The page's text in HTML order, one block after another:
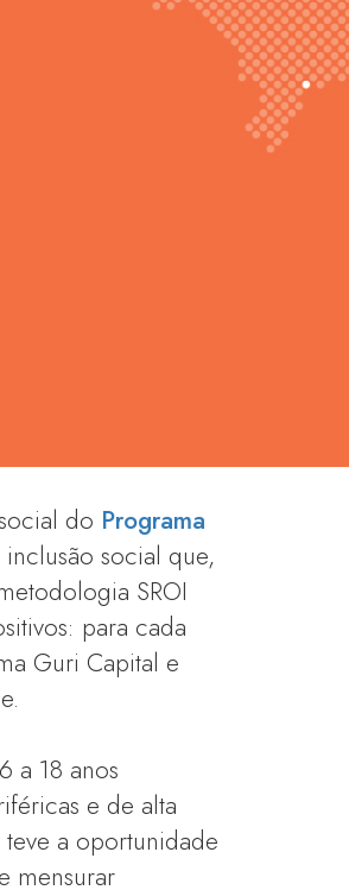
do Programa
social que,
SROI
para cada
Guri Capital e
a 18 anos
e de alta
a oportunidade
mensurar